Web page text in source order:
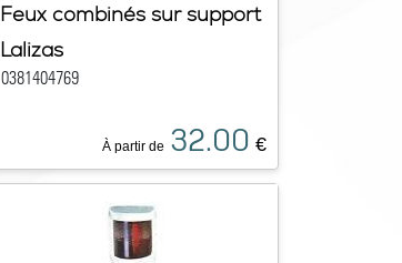
Feux combinés sur support
Lalizas
0381404769
À partir de 32.00 €